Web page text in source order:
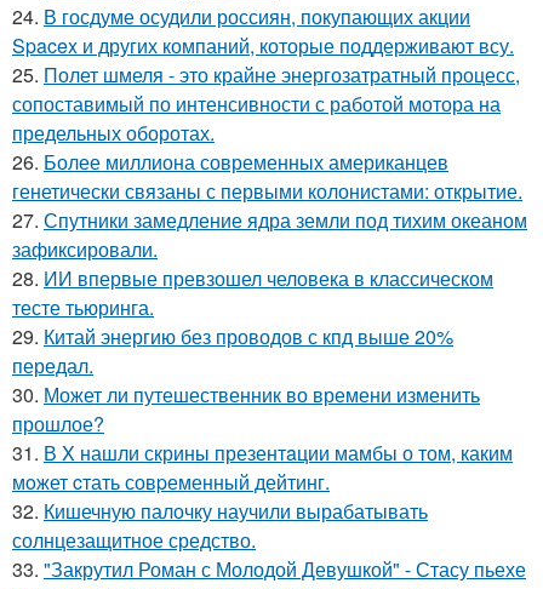
24. В госдуме осудили россиян, покупающих акции
Spacex и других компаний, которые поддерживают всу.
25. Полет шмеля - это крайне энергозатратный процесс,
сопоставимый по интенсивности с работой мотора на
предельных оборотах.
26. Более миллиона современных американцев
генетически связаны с первыми колонистами: открытие.
27. Спутники замедление ядра земли под тихим океаном
зафиксировали.
28. ИИ впервые превзошел человека в классическом
тесте тьюринга.
29. Китай энергию без проводов с кпд выше 20%
передал.
30. Может ли путешественник во времени изменить
прошлое?
31. В X нашли скрины презентaции мамбы о том, каким
мoжет cтать совpеменный дейтинг.
32. Кишечную палочку научили вырабатывать
солнцезащитное средство.
33. "Закрутил Роман с Молодой Девушкой" - Стасу пьехе